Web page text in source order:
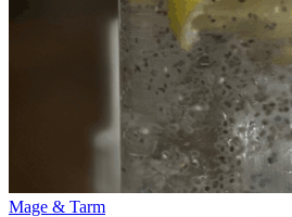
Mage & Tarm